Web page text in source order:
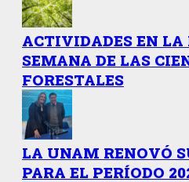
ACTIVIDADES EN LA
SEMANA DE LAS
FORESTALES
LA UNAM RENOVÓ
PARA EL PERÍODO